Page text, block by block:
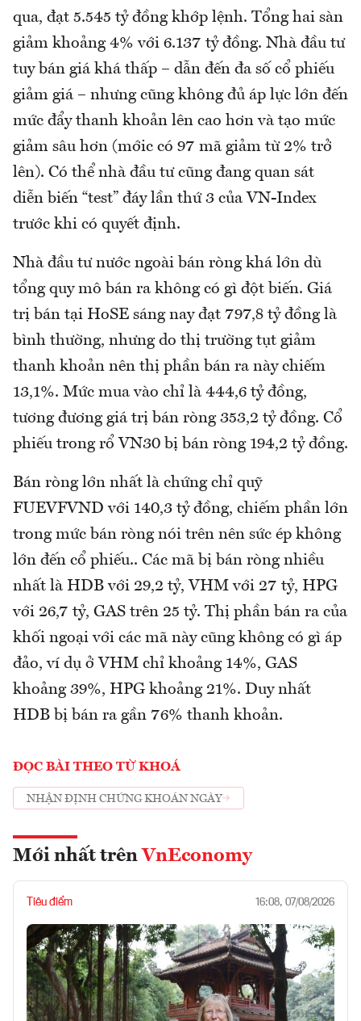
qua, đạt 5.545 tỷ đồng khớp lệnh. Tổng hai sàn
giảm khoảng 4% với 6.137 tỷ đồng. Nhà đầu tư
tuy bán giá khá thấp – dẫn đến đa số cổ phiếu
giảm giá – nhưng cũng không đủ áp lực lớn đến
mức đẩy thanh khoản lên cao hơn và tạo mức
giảm sâu hơn (mớic có 97 mã giảm từ 2% trở
lên). Có thể nhà đầu tư cũng đang quan sát
diễn biến “test” đáy lần thứ 3 của VN-Index
trước khi có quyết định.
Nhà đầu tư nước ngoài bán ròng khá lớn dù
tổng quy mô bán ra không có gì đột biến. Giá
trị bán tại HoSE sáng nay đạt 797,8 tỷ đồng là
bình thường, nhưng do thị trường tụt giảm
thanh khoản nên thị phần bán ra này chiếm
13,1%. Mức mua vào chỉ là 444,6 tỷ đồng,
tương đương giá trị bán ròng 353,2 tỷ đồng. Cổ
phiếu trong rổ VN30 bị bán ròng 194,2 tỷ đồng.
Bán ròng lớn nhất là chứng chỉ quỹ
FUEVFVND với 140,3 tỷ đồng, chiếm phần lớn
trong mức bán ròng nói trên nên sức ép không
lớn đến cổ phiếu.. Các mã bị bán ròng nhiều
nhất là HDB với 29,2 tỷ, VHM với 27 tỷ, HPG
với 26,7 tỷ, GAS trên 25 tỷ. Thị phần bán ra của
khối ngoại với các mã này cũng không có gì áp
đảo, ví dụ ở VHM chỉ khoảng 14%, GAS
khoảng 39%, HPG khoảng 21%. Duy nhất
HDB bị bán ra gần 76% thanh khoản.
ĐỌC BÀI THEO TỪ KHOÁ
NHẬN ĐỊNH CHỨNG KHOÁN NGÀY
Mới nhất trên VnEconomy
Tiêu điểm 16:08, 07/08/2026